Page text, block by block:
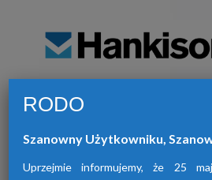
RODO
Szanowny Użytkowniku,
Uprzejmie informujemy, że 25